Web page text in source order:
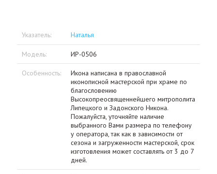
Указатель: Наталья
Модель: ИР-0506
Особенность:
Икона написана в православной
иконописной мастерской при храме по
благословению
Высокопреосвященнейшего митрополита
Липецкого и Задонского Никона.
Пожалуйста, уточняйте наличие
выбранного Вами размера по телефону
у оператора, так как в зависимости от
сезона и загруженности мастерской, срок
изготовления может составлять от 3 до 7
дней.